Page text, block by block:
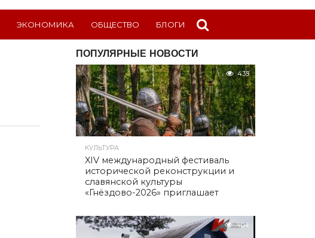
ЭКОНОМИКА ОБЩЕСТВО БЛОГИ
ПОПУЛЯРНЫЕ НОВОСТИ
435
КУЛЬТУРА
XIV международный фестиваль
исторической реконструкции и
славянской культуры
«Гнёздово-2026» приглашает
404